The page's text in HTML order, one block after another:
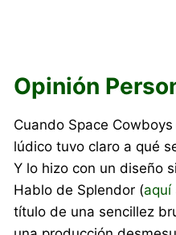
Opinión
Cuando Space
lúdico tuvo claro a qué
Y lo hizo con un diseño
Hablo de Splendor (aquí
título de una sencillez